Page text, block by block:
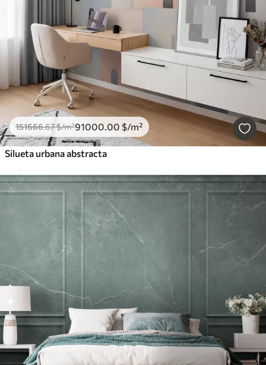
151666.67$/m²91000.00 $/m²
Silueta urbana abstracta